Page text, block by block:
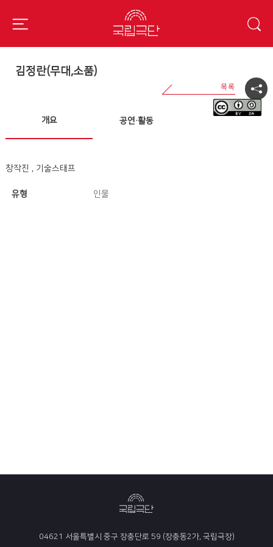
김정란(무대,소품)
개요 공연·활동
창작진 , 기술스태프
유형 인물
04621 서울특별시 중구 장충단로 59 (장충동2가, 국립극장)